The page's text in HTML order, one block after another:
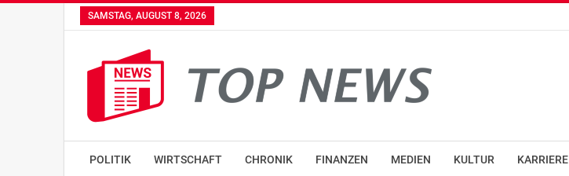
SAMSTAG, AUGUST 8, 2026
POLITIK WIRTSCHAFT CHRONIK FINANZEN MEDIEN KULTUR KARRIERE